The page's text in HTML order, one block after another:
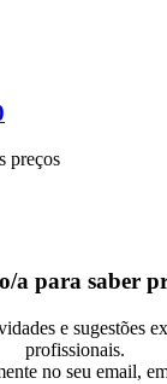
preços
a para saber
e sugestões
profissionais.
no seu email,